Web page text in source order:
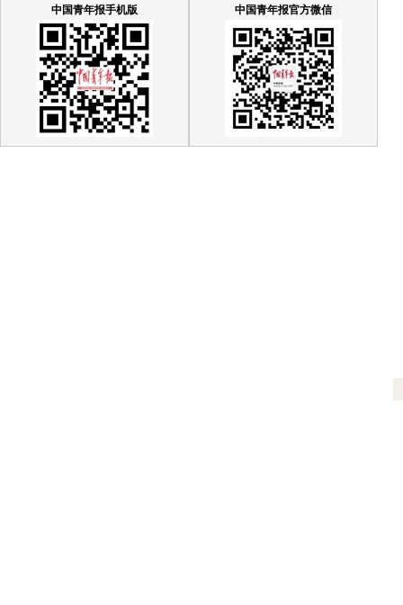
中国青年报手机版 中国青年报官方微信